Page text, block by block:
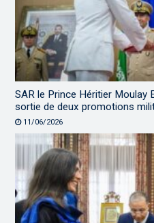
SAR le Prince Héritier Moulay
sortie de deux promotions
11/06/2026